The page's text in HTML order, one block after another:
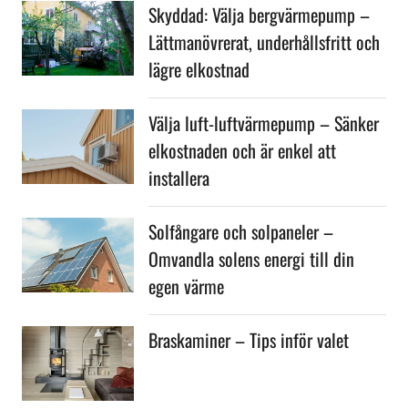
Skyddad: Välja bergvärmepump –
Lättmanövrerat, underhållsfritt och
lägre elkostnad
Välja luft-luftvärmepump – Sänker
elkostnaden och är enkel att
installera
Solfångare och solpaneler –
Omvandla solens energi till din
egen värme
Braskaminer – Tips inför valet